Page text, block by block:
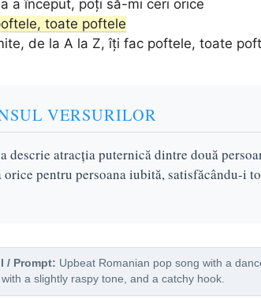
a început, poți să-mi ceri orice
toate poftele
de la A la Z, îți fac poftele, toate
VERSURILOR
descrie atracția puternică dintre două
orice pentru persoana iubită, satisfăcându-i
/ Prompt: Upbeat Romanian pop song with a
a slightly raspy tone, and a catchy hook.